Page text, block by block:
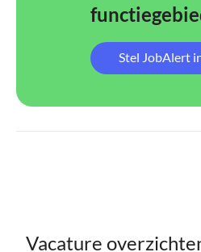
Stel JobAlert
Vacature